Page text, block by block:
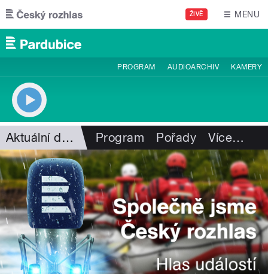
Přejít k hlavnímu obsahu
ŽIVĚ MENU
PROGRAM AUDIOARCHIV KAMERY
Aktuální dění Program Pořady Více…